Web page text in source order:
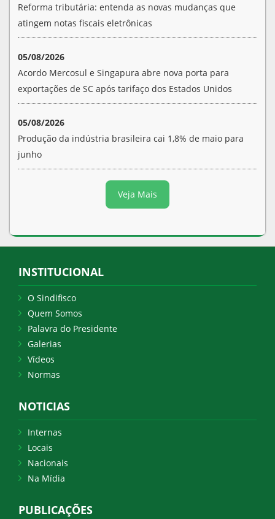
Reforma tributária: entenda as novas mudanças que
atingem notas fiscais eletrônicas
05/08/2026
Acordo Mercosul e Singapura abre nova porta para
exportações de SC após tarifaço dos Estados Unidos
05/08/2026
Produção da indústria brasileira cai 1,8% de maio para
junho
Veja Mais
INSTITUCIONAL
O Sindifisco
Quem Somos
Palavra do Presidente
Galerias
Vídeos
Normas
NOTICIAS
Internas
Locais
Nacionais
Na Mídia
PUBLICAÇÕES